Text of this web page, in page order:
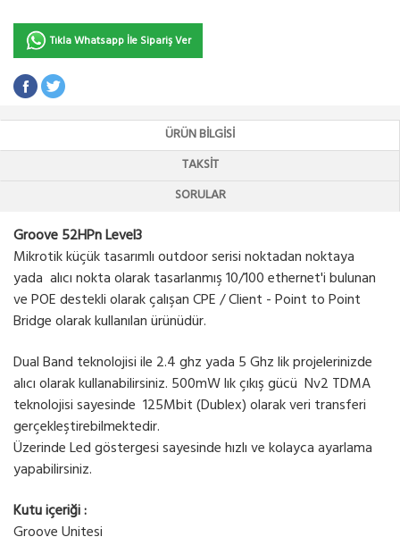
Tıkla Whatsapp İle Sipariş Ver
ÜRÜN BILGISI
TAKSIT
SORULAR
Groove 52HPn Level3
Mikrotik küçük tasarımlı outdoor serisi noktadan noktaya
yada alıcı nokta olarak tasarlanmış 10/100 ethernet'i bulunan
ve POE destekli olarak çalışan CPE / Client - Point to Point
Bridge olarak kullanılan ürünüdür.
Dual Band teknolojisi ile 2.4 ghz yada 5 Ghz lik projelerinizde
alıcı olarak kullanabilirsiniz. 500mW lık çıkış gücü Nv2 TDMA
teknolojisi sayesinde 125Mbit (Dublex) olarak veri transferi
gerçekleştirebilmektedir.
Üzerinde Led göstergesi sayesinde hızlı ve kolayca ayarlama
yapabilirsiniz.
Kutu içeriği :